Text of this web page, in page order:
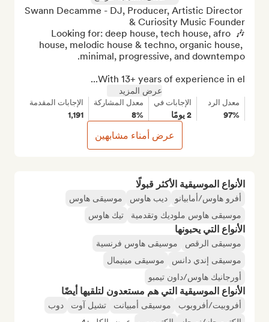
الأنواع الموسيقية الأكثر قبولًا
أفرو هاوس/أمابيانو ديب هاوس
موسيقى هاوس
موسيقى هاوس ملوديك وتقدمية
تيك هاوس
الأنواع التي يحبونها
موسيقى الرقص
موسيقى هاوس فرنسية
موسيقى إندي دانس
موسيقى مينيمال
أورجانيك هاوس/داون تيمبو
الأنواع الموسيقية التي هم مستعدون لتلقيها أيضًا
أفروبيت/أفروبوب موسيقى أمبيانت تشيل آوت
دوب
Swann Decamme - DJ, Producer, Artistic Director
🎶 Looking for: deep house, tech house, afro
house, melodic house & techno, organic house,
With 13+ years of experience in el...
عرض المزيد
معدل الرد
97%
الإجابات في
2 يومًا
معدل المشاركة
8%
الإجابات المقدمة
1,191
عرض أمناء مشابهين